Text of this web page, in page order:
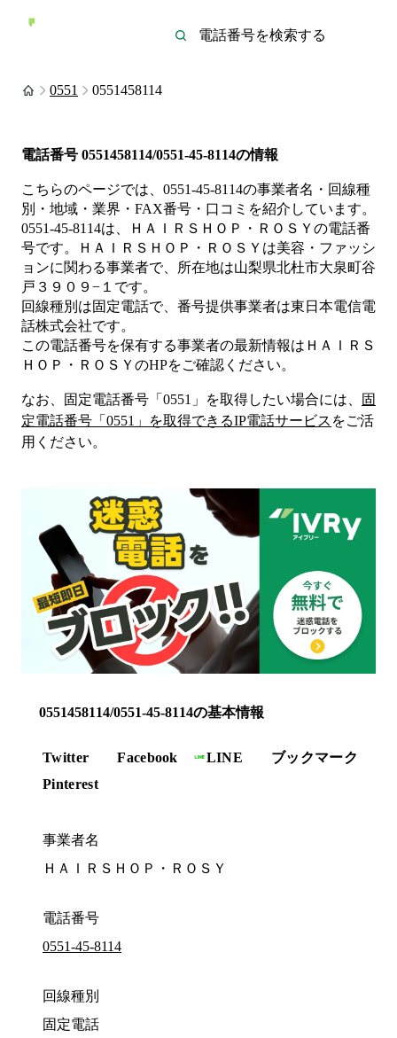
0551 0551458114
電話番号 0551458114/0551-45-8114の情報
こちらのページでは、 0551-45-8114の事業者名・回線種
別・地域・業界・FAX番号・口コミを紹介しています。
0551-45-8114は、 ＨＡＩＲＳＨＯＰ・ＲＯＳＹの電話番
号です。
ＨＡＩＲＳＨＯＰ・ＲＯＳＹは美容・ファッシ
ョンに関わる事業者で、所在地は山梨県北杜市大泉町谷
戸３９０９−１ です。
回線種別は固定電話で、番号提供事業者は東日本電信電
話株式会社です。
この電話番号を保有する事業者の最新情報は ＨＡＩＲＳ
ＨＯＰ・ＲＯＳＹのHPをご確認ください。
なお、固定電話番号「 0551 」を取得したい場合には、
固
定電話番号「 0551 」を取得できるIP電話サービス をご活
用ください。
0551458114/0551-45-8114の基本情報
Twitter Facebook LINE
ブックマーク
Pinterest
事業者名
ＨＡＩＲＳＨＯＰ・ＲＯＳＹ
電話番号
0551-45-8114
回線種別
固定電話